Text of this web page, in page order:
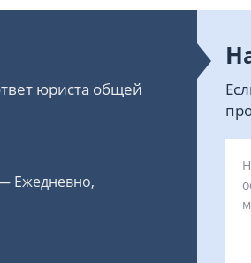
юриста общей
Ежедневно,